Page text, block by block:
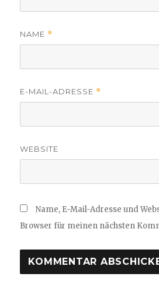
NAME *
E-MAIL-ADRESSE *
WEBSITE
Name, E-Mail-Adresse und
Browser für meinen nächsten